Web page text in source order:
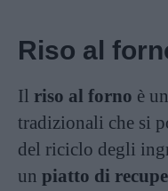
Riso al
Il riso al forno è
tradizionali che si
del riciclo degli
un piatto di